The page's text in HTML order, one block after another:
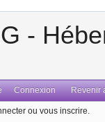
-
Connexion Revenir
ou vous inscrire.